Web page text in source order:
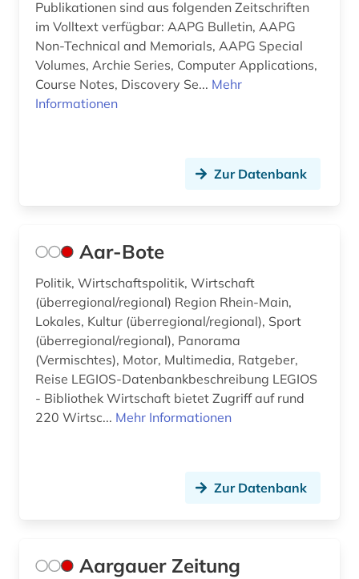
volkswirtschaft tourismus gaststättengewerbe
behindertenarbeit (1)
behörde (24)
belarussisch (1)
belfast (1)
belgien (13)
belgienforschung (1)
belletristik (2)
beratung (1)
berichterstattung (1)
Publikationen sind aus folgenden Zeitschriften
im Volltext verfügbar: AAPG Bulletin, AAPG
Non-Technical and Memorials, AAPG Special
Volumes, Archie Series, Computer Applications,
Course Notes, Discovery Se... Mehr
Informationen
Zur Datenbank
Aar-Bote
Politik, Wirtschaftspolitik, Wirtschaft
(überregional/regional) Region Rhein-Main,
Lokales, Kultur (überregional/regional), Sport
(überregional/regional), Panorama
(Vermischtes), Motor, Multimedia, Ratgeber,
Reise LEGIOS-Datenbankbeschreibung LEGIOS
- Bibliothek Wirtschaft bietet Zugriff auf rund
220 Wirtsc... Mehr Informationen
Zur Datenbank
Aargauer Zeitung